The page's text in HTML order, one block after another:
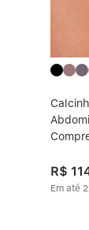
R$
Em até 2